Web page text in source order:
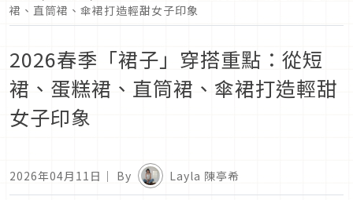
裙、直筒裙、傘裙打造輕甜女子印象
2026春季「裙子」穿搭重點：從短
裙、蛋糕裙、直筒裙、傘裙打造輕甜
女子印象
2026年04月11日 ｜ By Layla 陳亭希